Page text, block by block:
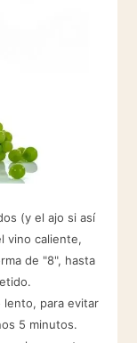
(y el ajo si así
vino caliente,
de "8", hasta
para evitar
5 minutos.